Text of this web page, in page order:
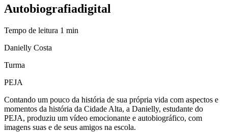
Autobiografiadigital
Tempo de leitura 1 min
Danielly Costa
Turma
PEJA
Contando um pouco da história de sua própria vida com aspectos e
momentos da história da Cidade Alta, a Danielly, estudante do
PEJA, produziu um vídeo emocionante e autobiográfico, com
imagens suas e de seus amigos na escola.